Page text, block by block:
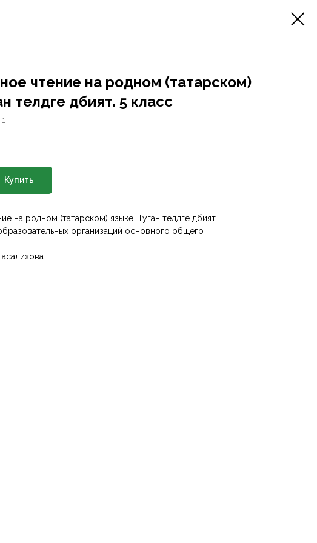
чтение на родном (татарском)
телдәге әдәбият. 5 класс
Купить
на родном (татарском) языке. Туган телдәге әдәбият.
организаций основного общего
Г.Г.